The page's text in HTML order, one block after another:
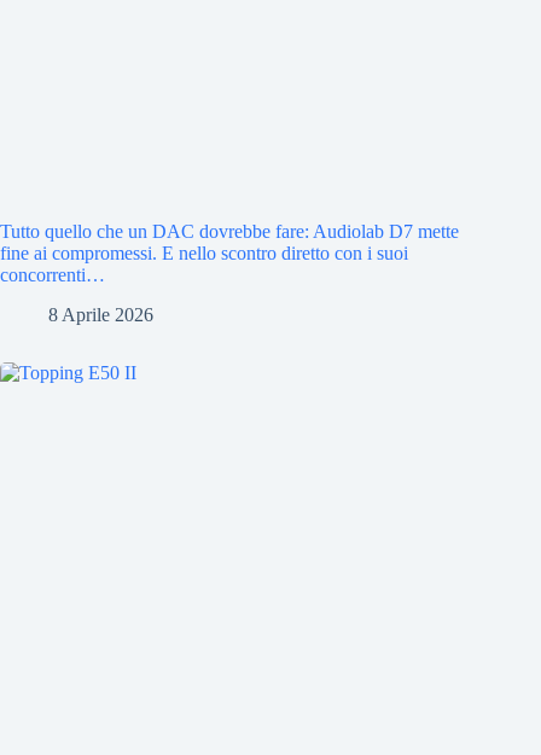
Tutto quello che un DAC dovrebbe fare: Audiolab D7 mette
fine ai compromessi. E nello scontro diretto con i suoi
concorrenti…
8 Aprile 2026